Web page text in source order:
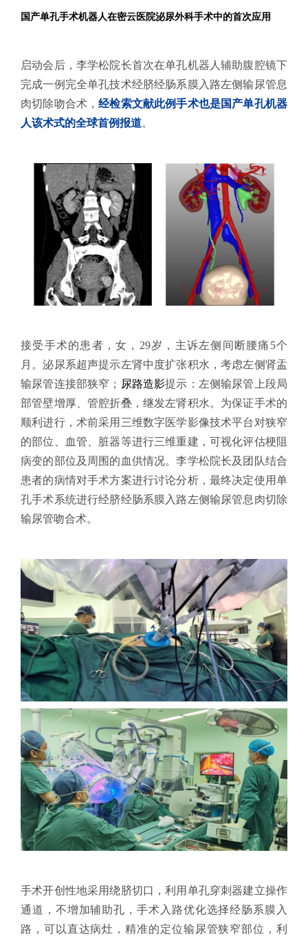
国产单孔手术机器人在密云医院泌尿外科手术中的首次应用
启动会后，李学松院长首次在单孔机器人辅助腹腔镜下
完成一例完全单孔技术经脐经肠系膜入路左侧输尿管息
肉切除吻合术，经检索文献此例手术也是国产单孔机器
人该术式的全球首例报道。
接受手术的患者，女，29岁，主诉左侧间断腰痛5个
月。泌尿系超声提示左肾中度扩张积水，考虑左侧肾盂
输尿管连接部狭窄； 尿路造影提示：左侧输尿管上段局
部管壁增厚、管腔折叠，继发左肾积水。为保证手术的
顺利进行，术前采用三维数字医学影像技术平台对狭窄
的部位、血管、脏器等进行三维重建，可视化评估梗阻
病变的部位及周围的血供情况。李学松院长及团队结合
患者的病情对手术方案进行讨论分析，最终决定使用单
孔手术系统进行经脐经肠系膜入路左侧输尿管息肉切除
输尿管吻合术。
手术开创性地采用绕脐切口，利用单孔穿刺器建立操作
通道，不增加辅助孔，手术入路优化选择经肠系膜入
路，可以直达病灶，精准的定位输尿管狭窄部位，利